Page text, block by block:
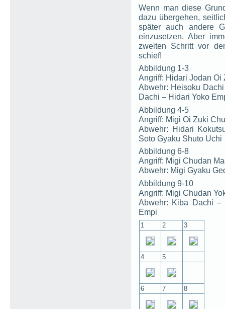
Wenn man diese
dazu übergehen,
später auch andere
einzusetzen. Aber
zweiten Schritt vor
schief!
Abbildung 1-3
Angriff: Hidari Jodan Oi
Abwehr: Heisoku
Dachi – Hidari Yoko
Abbildung 4-5
Angriff: Migi Oi Zuki
Abwehr: Hidari
Soto Gyaku Shuto Uchi
Abbildung 6-8
Angriff: Migi Chudan
Abwehr: Migi Gyaku
Abbildung 9-10
Angriff: Migi Chudan
Abwehr: Kiba Dachi
Empi
1 2 3
4 5
6 7 8